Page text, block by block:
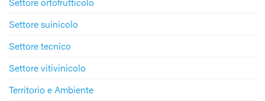
Settore suinicolo
Settore tecnico
Settore vitivinicolo
Territorio e Ambiente